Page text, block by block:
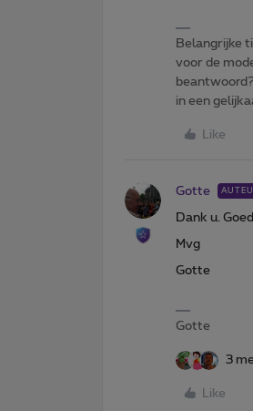
Belangrijke
voor de
in een
Like
Gotte
Dank u.
Mvg
Gotte
Gotte
3
Like